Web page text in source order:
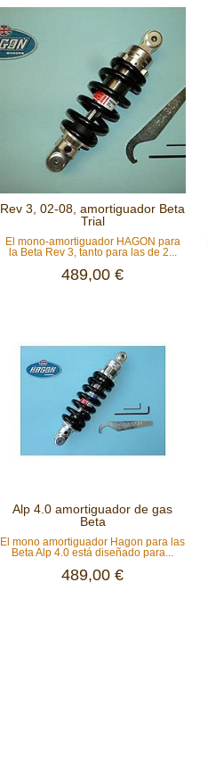
Rev 3, 02-08, amortiguador Beta
Trial
El mono-amortiguador HAGON para
la Beta Rev 3, tanto para las de 2...
489,00 €
Alp 4.0 amortiguador de gas
Beta
El mono amortiguador Hagon para las
Beta Alp 4.0 está diseñado para...
489,00 €